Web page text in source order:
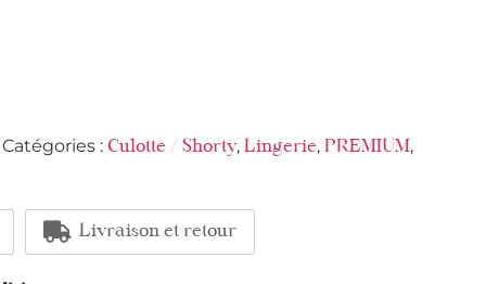
Catégories : Culotte / Shorty, Lingerie, PREMIUM,
Livraison et retour